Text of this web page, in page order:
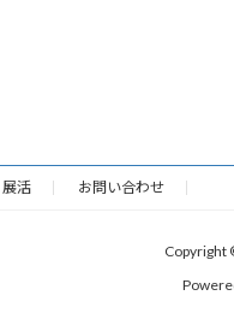
展活 お問い合わせ
Copyright